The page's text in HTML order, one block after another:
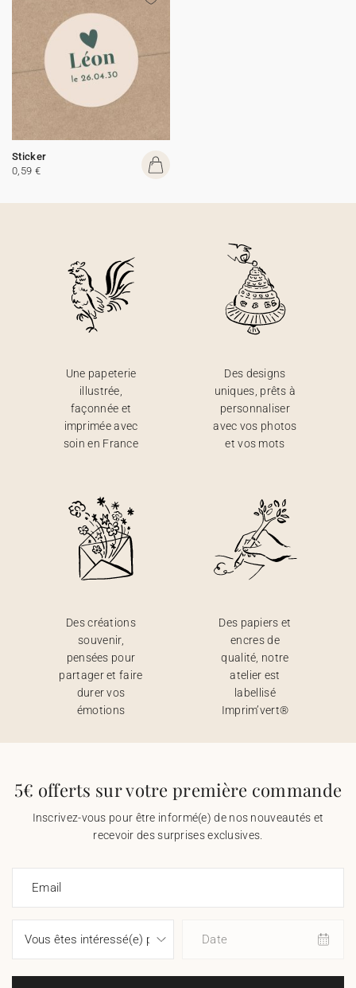
Sticker
0,59 €
Une papeterie
illustrée,
façonnée et
imprimée avec
soin en France
Des designs
uniques, prêts à
personnaliser
avec vos photos
et vos mots
Des créations
souvenir,
pensées pour
partager et faire
durer vos
émotions
Des papiers et
encres de
qualité, notre
atelier est
labellisé
Imprim’vert®
5€ offerts sur votre première commande
Inscrivez-vous pour être informé(e) de nos nouveautés et
recevoir des surprises exclusives.
Email
Date